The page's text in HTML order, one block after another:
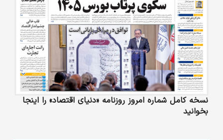
نسخه کامل شماره امروز روزنامه «دنیای‌ اقتصاد» را اینجا
بخوانید